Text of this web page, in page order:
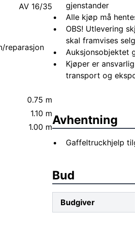
AV 16/35
reparasjon
0.75 m
1.10 m
1.00 m
gjenstander
Alle kjøp må
OBS! Utlevering
skal framvises
Auksjonsobjektet
Kjøper er
transport og
Avhentning
Gaffeltruckhjelp
Bud
Budgiver